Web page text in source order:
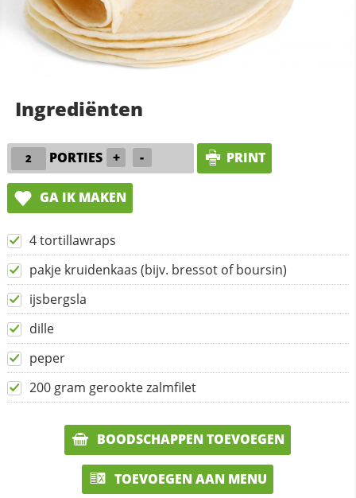
Ingrediënten
PORTIES + - PRINT
GA IK MAKEN
4 tortillawraps
pakje kruidenkaas (bijv. bressot of boursin)
ijsbergsla
dille
peper
200 gram gerookte zalmfilet
BOODSCHAPPEN TOEVOEGEN
TOEVOEGEN AAN MENU